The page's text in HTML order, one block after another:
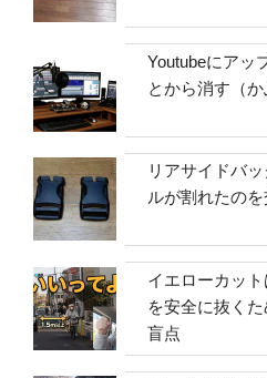
Youtubeにアッ
とから消す（
リアサイドバ
ルが割れたの
イエローカッ
を安全に抜く
盲点